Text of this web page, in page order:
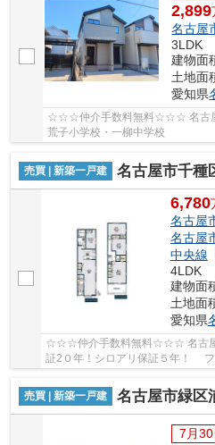
2,899
名古屋
3LDK
建物面
土地面
愛知県
☆☆☆仲介手数料無料☆☆☆ 名古屋
荒子小学校・一柳中学校
売買 | 新築一戸建 名古屋市千種区豊年町20-
6,780
名古屋
名古屋
中央線
4LDK
建物面
土地面
愛知県
☆☆☆仲介手数料無料☆☆☆ 名古屋
証2０年！シロアリ保証５年！ フ
売買 | 新築一戸建 名古屋市緑区浦里５丁目25【
7月